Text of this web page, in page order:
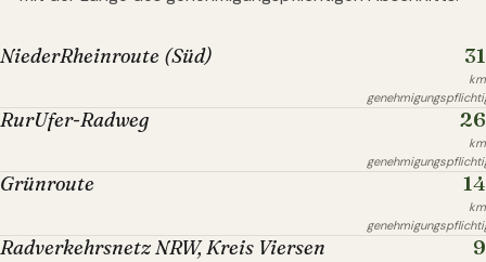
NiederRheinroute (Süd) 31
km
RurUfer-Radweg 26
km
Grünroute 14
km
Radverkehrsnetz NRW, Kreis Viersen 9